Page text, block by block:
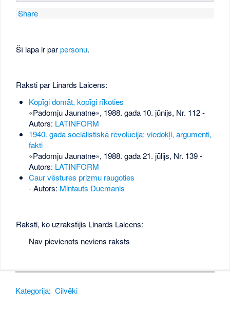
Share
Šī lapa ir parpersonu.
Raksti par Linards Laicens:
Kopīgi domāt, kopīgi rīkoties
«Padomju Jaunatne», 1988. gada 10. jūnijs, Nr. 112-
Autors: LATINFORM
1940. gada sociālistiskā revolūcija: viedokļi, argumenti,
fakti
«Padomju Jaunatne», 1988. gada 21. jūlijs, Nr. 139-
Autors: LATINFORM
Caur vēstures prizmu raugoties
- Autors: Mintauts Ducmanis
Raksti, ko uzrakstījis Linards Laicens:
Nav pievienots neviens raksts
Kategorija: Cilvēki